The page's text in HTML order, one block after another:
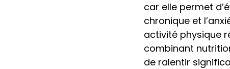
car elle permet
chronique et
activité physique
combinant
de ralentir